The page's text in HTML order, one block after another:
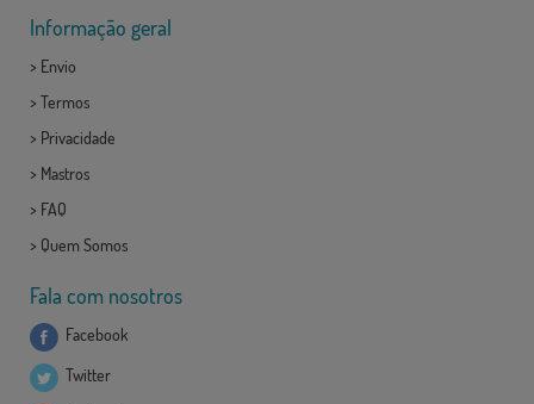
Informação geral
> Envio
> Termos
> Privacidade
> Mastros
> FAQ
> Quem Somos
Fala com nosotros
Facebook
Twitter